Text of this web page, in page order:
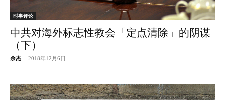
时事评论
中共对海外标志性教会「定点清除」的阴谋
（下）
余杰 - 2018年12月6日